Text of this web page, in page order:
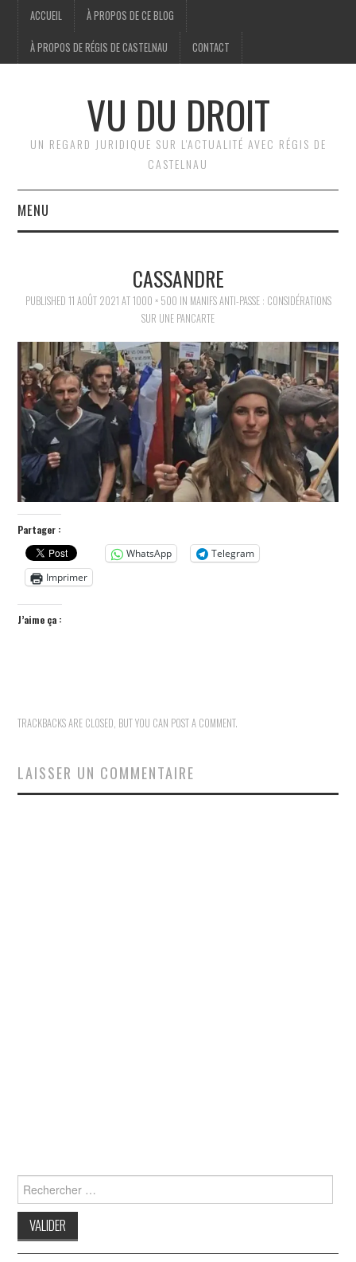
ACCUEIL À PROPOS DE CE BLOG
À PROPOS DE RÉGIS DE CASTELNAU CONTACT
VU DU DROIT
UN REGARD JURIDIQUE SUR L'ACTUALITÉ AVEC RÉGIS DE
CASTELNAU
MENU
POLITIQUE
HISTOIRE
CULTURE
SPORT
CASSANDRE
PUBLISHED 11 AOÛT 2021 AT1000 × 500 IN MANIFS ANTI-PASSE : CONSIDÉRATIONS
SUR UNE PANCARTE
Partager :
WhatsApp
Telegram
Imprimer
J’aime ça :
TRACKBACKS ARE CLOSED, BUT YOU CAN POST A COMMENT.
LAISSER UN COMMENTAIRE
Search
for: